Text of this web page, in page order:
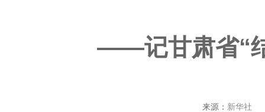
——记甘肃省“
来源： 新华社